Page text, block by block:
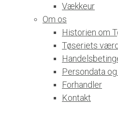
Vækkeur
Om os
Historien om
Tøseriets
Persondata
Forhandler
Kontakt